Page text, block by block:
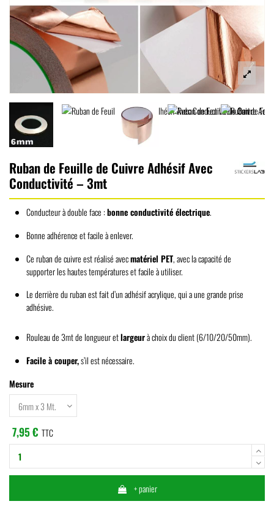
Ruban de Feuille de Cuivre Adhésif Avec
Conductivité – 3mt
Conducteur à double face :bonne conductivité électrique.
Bonne adhérence et facile à enlever.
Ce ruban de cuivre est réalisé avecmatériel PET, avec la capacité de
supporter les hautes températures et facile à utiliser.
Le derrière du ruban est fait d’un adhésif acrylique, qui a une grande prise
adhésive.
Rouleau de 3mt de longueur etlargeurà choix du client (6/10/20/50mm).
Facile à couper,s’il est nécessaire.
Mesure
7,95 € TTC
+ panier